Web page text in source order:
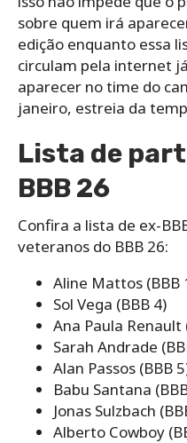
sobre quem irá
edição enquanto essa
circulam pela internet
aparecer no time do
janeiro, estreia da
Lista de
BBB 26
Confira a lista de ex-
veteranos do BBB 26:
Aline Mattos (BBB
Sol Vega (BBB 4)
Ana Paula Renault
Sarah Andrade
Alan Passos (BBB
Babu Santana
Jonas Sulzbach
Alberto Cowboy